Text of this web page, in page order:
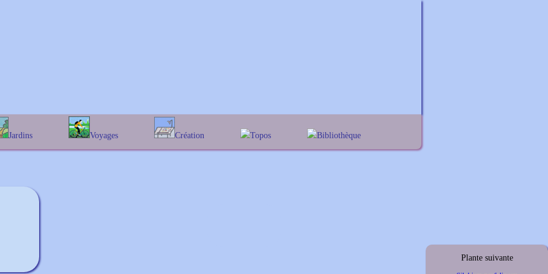
Jardins Voyages
En Belgique
Création
Prairies fleuries
Topos
Les chênes
Bibliothèque
Lexique noms propres
Plante suivante